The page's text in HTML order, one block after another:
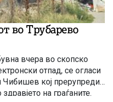
во Трубарево
вчера во скопско
отпад, се огласи
Чибишев кој прерупреди
на граѓаните.